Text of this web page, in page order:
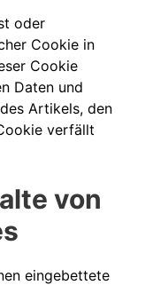
oder
Cookie in
Cookie
Daten und
Artikels, den
verfällt
von
eingebettete